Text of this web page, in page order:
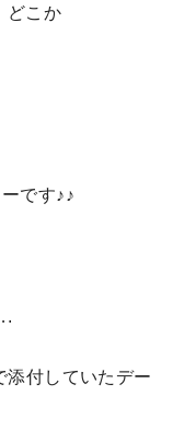
どこか
です♪♪
添付していたデー